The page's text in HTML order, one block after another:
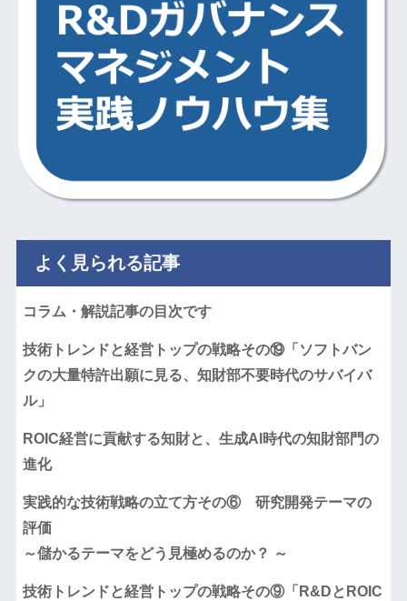
よく見られる記事
コラム・解説記事の目次です
技術トレンドと経営トップの戦略その⑲「ソフトバン
クの大量特許出願に見る、知財部不要時代のサバイバ
ル」
ROIC経営に貢献する知財と、生成AI時代の知財部門の
進化
実践的な技術戦略の立て方その⑥ 研究開発テーマの
評価
～儲かるテーマをどう見極めるのか？ ～
技術トレンドと経営トップの戦略その⑨「R&DとROIC